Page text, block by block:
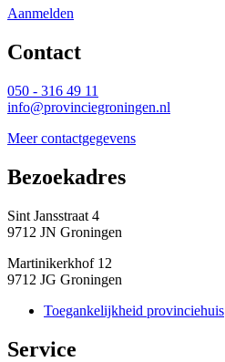
Aanmelden
Contact
050 - 316 49 11
info@provinciegroningen.nl
Meer contactgegevens
Bezoekadres
Sint Jansstraat 4
9712 JN Groningen
Martinikerkhof 12
9712 JG Groningen
Toegankelijkheid provinciehuis
Service